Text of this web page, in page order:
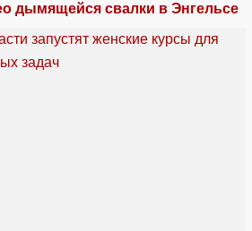
дымящейся свалки в Энгельсе